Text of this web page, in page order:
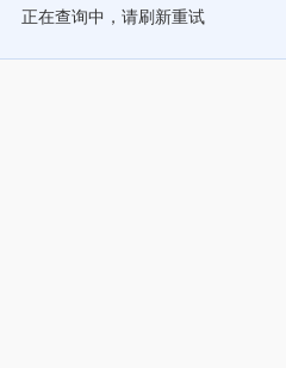
正在查询中，请刷新重试